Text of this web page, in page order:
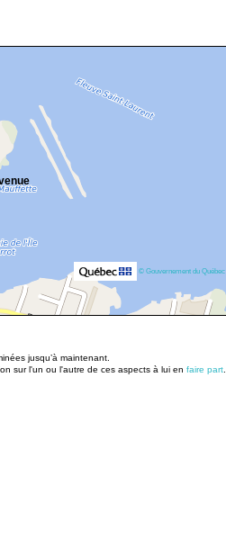
© Gouvernement du Québec
jusqu’à maintenant.
sur l'un ou l'autre de ces aspects à lui en faire part